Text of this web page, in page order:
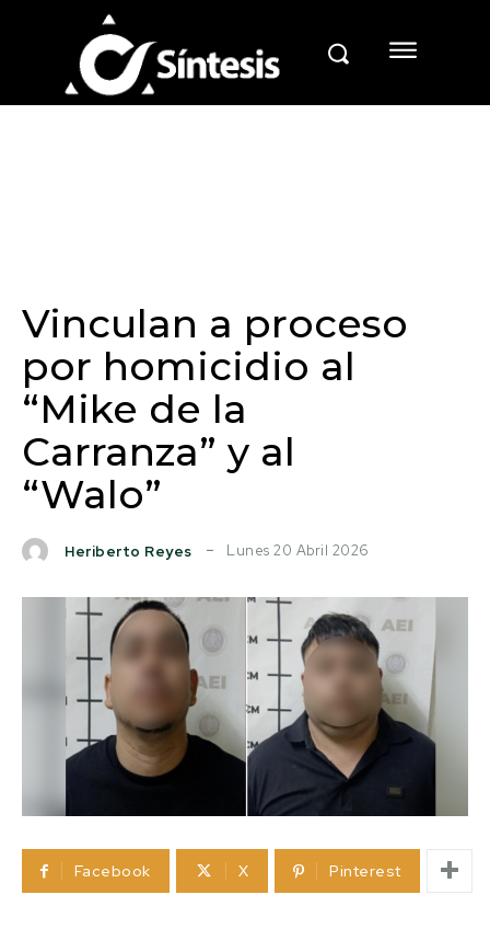
Vinculan a proceso
por homicidio al
“Mike de la
Carranza” y al
“Walo”
Heriberto Reyes Lunes 20 Abril 2026
Facebook X Pinterest